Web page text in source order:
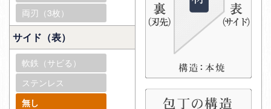
両刃（3枚）
サイド（表）
軟鉄（サビる）
ステンレス
無し